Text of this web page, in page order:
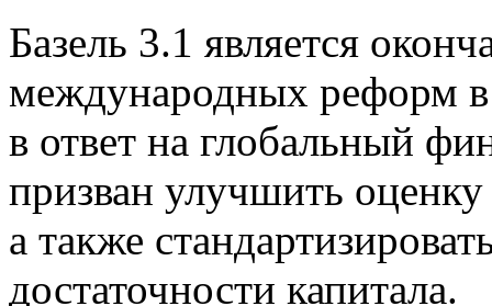
Базель 3.1 является
международных реформ в
в ответ на глобальный
призван улучшить
а также
достаточности капитала.